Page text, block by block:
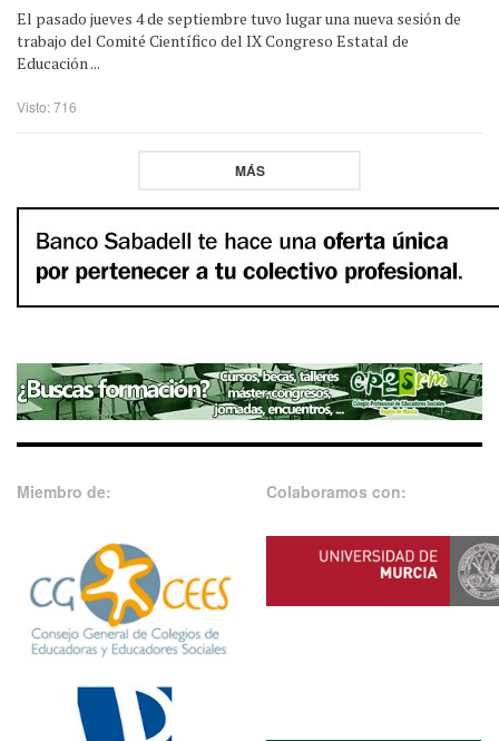
El pasado jueves 4 de septiembre tuvo lugar una nueva sesión de
trabajo del Comité Científico del IX Congreso Estatal de
Educación ...
Visto: 716
MÁS
Miembro de: Colaboramos con: